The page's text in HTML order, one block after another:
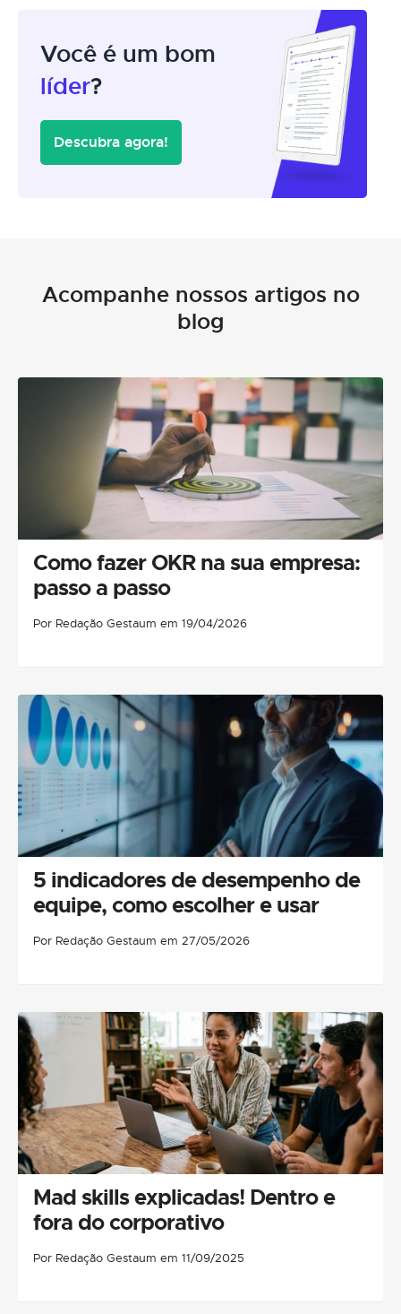
Você é um bom
líder?
Descubra agora!
Acompanhe nossos artigos no
blog
Como fazer OKR na sua empresa:
passo a passo
Por Redação Gestaum em 19/04/2026
5 indicadores de desempenho de
equipe, como escolher e usar
Por Redação Gestaum em 27/05/2026
Mad skills explicadas! Dentro e
fora do corporativo
Por Redação Gestaum em 11/09/2025